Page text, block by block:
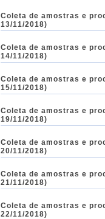
Coleta de amostras e
13/11/2018)
Coleta de amostras e
14/11/2018)
Coleta de amostras e
15/11/2018)
Coleta de amostras e
19/11/2018)
Coleta de amostras e
20/11/2018)
Coleta de amostras e
21/11/2018)
Coleta de amostras e
22/11/2018)